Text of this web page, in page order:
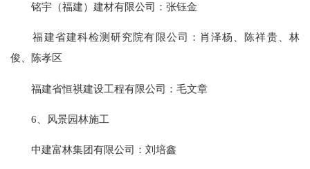
铭宇（福建）建材有限公司：张钰金
福建省建科检测研究院有限公司：肖泽杨、陈祥贵、林
俊、陈孝区
福建省恒祺建设工程有限公司：毛文章
6、风景园林施工
中建富林集团有限公司：刘培鑫